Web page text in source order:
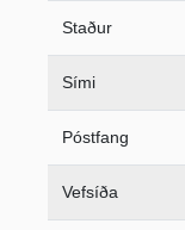
Staður
Sími
Póstfang
Vefsíða